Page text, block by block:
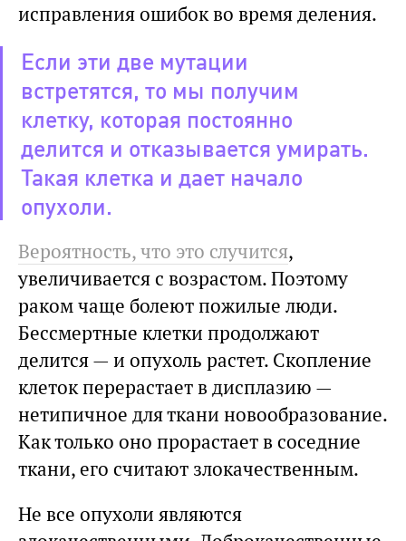
исправления ошибок во время деления.
Если эти две мутации
встретятся, то мы получим
клетку, которая постоянно
делится и отказывается умирать.
Такая клетка и дает начало
опухоли.
Вероятность, что это случится,
увеличивается с возрастом. Поэтому
раком чаще болеют пожилые люди.
Бессмертные клетки продолжают
делится — и опухоль растет. Скопление
клеток перерастает в дисплазию —
нетипичное для ткани новообразование.
Как только оно прорастает в соседние
ткани, его считают злокачественным.
Не все опухоли являются